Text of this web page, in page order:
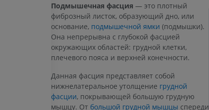
Подмышечная фасция — это плотный
фиброзный листок, образующий дно, или
основание, подмышечной ямки (подмышки).
Она непрерывна с глубокой фасцией
окружающих областей: грудной клетки,
плечевого пояса и верхней конечности.
Данная фасция представляет собой
нижнелатеральное утолщение грудной
фасции, покрывающей большую грудную
мышцу. От большой грудной мышцы спереди